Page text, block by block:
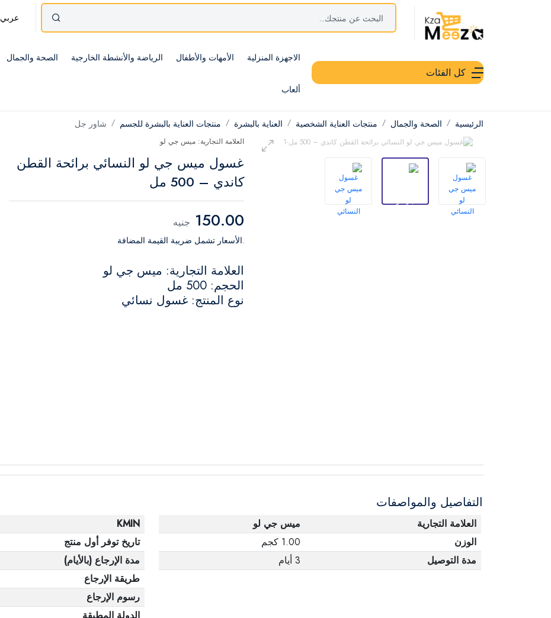
عربي
كل الفئات
الاجهزة المنزلية الأمهات والأطفال الرياضة والأنشطة الخارجية الصحة والجمال
ألعاب
الرئيسية الصحة والجمال منتجات العناية الشخصية العناية بالبشرة منتجات العناية بالبشرة للجسم شاور جل
العلامة التجارية: ميس جي لو
غسول ميس جي لو النسائي برائحة القطن
كاندي – 500 مل
150.00 جنيه
.الأسعار تشمل ضريبة القيمة المضافة
العلامة التجارية: ميس جي لو
الحجم: 500 مل
نوع المنتج: غسول نسائي
التفاصيل والمواصفات
العلامة التجارية
ميس جي لو
الوزن
1.00 كجم
مدة التوصيل
3 أيام
KMIN
تاريخ توفر أول منتج
مدة الإرجاع (بالأيام)
طريقة الإرجاع
رسوم الإرجاع
الدولة المطبقة